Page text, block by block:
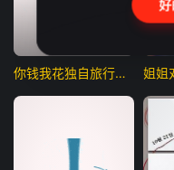
你钱我花独自旅行第五季
好